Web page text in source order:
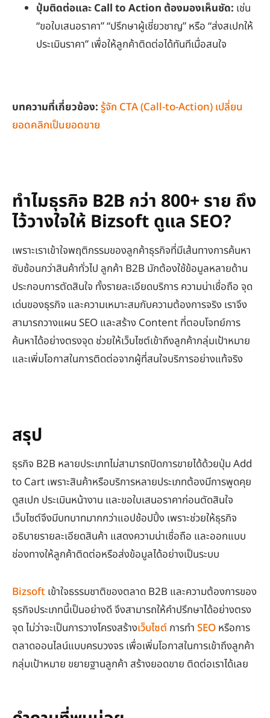
ปุ่มติดต่อและCall to Action ต้องมองเห็นชัด: เช่น
“ขอใบเสนอราคา” “ปรึกษาผู้เชี่ยวชาญ” หรือ “ส่งสเปกให้
ประเมินราคา” เพื่อให้ลูกค้าติดต่อได้ทันทีเมื่อสนใจ
บทความที่เกี่ยวข้อง:รู้จัก CTA (Call-to-Action) เปลี่ยน
ยอดคลิกเป็นยอดขาย
ทำไมธุรกิจ B2B กว่า 800+ ราย ถึง
ไว้วางใจให้ Bizsoft ดูแล SEO?
เพราะเราเข้าใจพฤติกรรมของลูกค้าธุรกิจที่มีเส้นทางการค้นหา
ซับซ้อนกว่าสินค้าทั่วไป ลูกค้า B2B มักต้องใช้ข้อมูลหลายด้าน
ประกอบการตัดสินใจ ทั้งรายละเอียดบริการ ความน่าเชื่อถือ จุด
เด่นของธุรกิจ และความเหมาะสมกับความต้องการจริง เราจึง
สามารถวางแผน SEO และสร้าง Content ที่ตอบโจทย์การ
ค้นหาได้อย่างตรงจุด ช่วยให้เว็บไซต์เข้าถึงลูกค้ากลุ่มเป้าหมาย
และเพิ่มโอกาสในการติดต่อจากผู้ที่สนใจบริการอย่างแท้จริง
สรุป
ธุรกิจ B2B หลายประเภทไม่สามารถปิดการขายได้ด้วยปุ่ม Add
to Cart เพราะสินค้าหรือบริการหลายประเภทต้องมีการพูดคุย
ดูสเปก ประเมินหน้างาน และขอใบเสนอราคาก่อนตัดสินใจ
เว็บไซต์จึงมีบทบาทมากกว่าแอปช้อปปิ้ง เพราะช่วยให้ธุรกิจ
อธิบายรายละเอียดสินค้า แสดงความน่าเชื่อถือ และออกแบบ
ช่องทางให้ลูกค้าติดต่อหรือส่งข้อมูลได้อย่างเป็นระบบ
Bizsoft เข้าใจธรรมชาติของตลาด B2B และความต้องการของ
ธุรกิจประเภทนี้เป็นอย่างดี จึงสามารถให้คำปรึกษาได้อย่างตรง
จุด ไม่ว่าจะเป็นการวางโครงสร้างเว็บไซต์การทำSEOหรือการ
ตลาดออนไลน์แบบครบวงจร เพื่อเพิ่มโอกาสในการเข้าถึงลูกค้า
กลุ่มเป้าหมาย ขยายฐานลูกค้า สร้างยอดขาย ติดต่อเราได้เลย